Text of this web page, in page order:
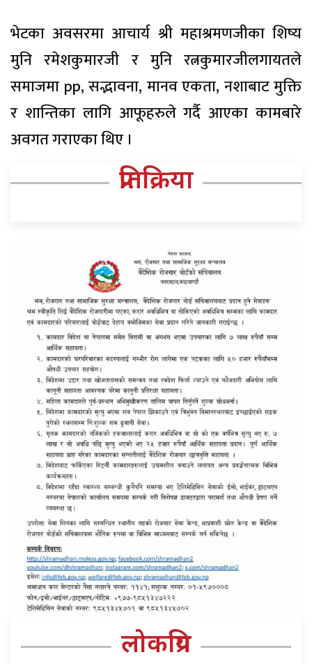
भेटका अवसरमा आचार्य श्री महाश्रमणजीका शिष्य
मुनि रमेशकुमारजी र मुनि रत्नकुमारजीलगायतले
समाजमा pp, सद्भावना, मानव एकता, नशाबाट मुक्ति
र शान्तिका लागि आफूहरुले गर्दै आएका कामबारे
अवगत गराएका थिए ।
प्रतिक्रिया
लोकप्रिय